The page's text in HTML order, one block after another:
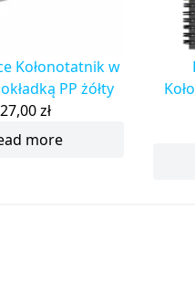
Kołonotatnik w
PP żółty
27,00zł
more